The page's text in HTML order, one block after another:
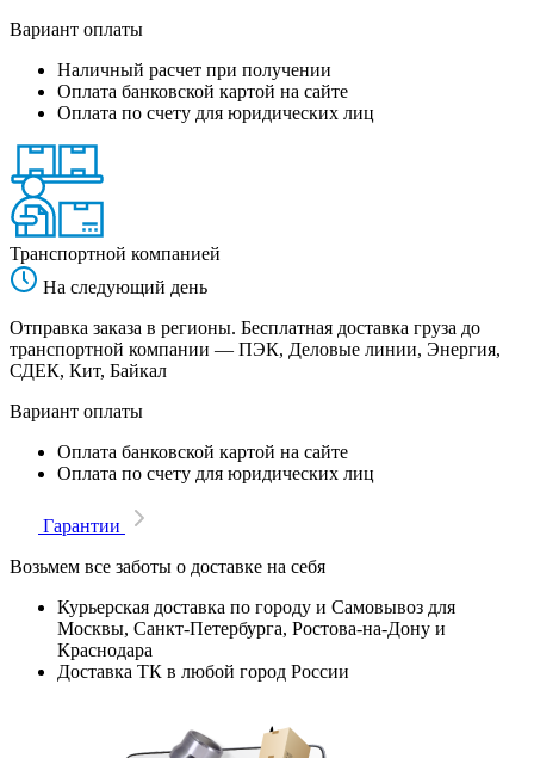
Вариант оплаты
Наличный расчет при получении
Оплата банковской картой на сайте
Оплата по счету для юридических лиц
Транспортной компанией
На следующий день
Отправка заказа в регионы. Бесплатная доставка груза до
транспортной компании — ПЭК, Деловые линии, Энергия,
СДЕК, Кит, Байкал
Вариант оплаты
Оплата банковской картой на сайте
Оплата по счету для юридических лиц
Гарантии
Возьмем все заботы о доставке на себя
Курьерская доставка по городу и Самовывоз для
Москвы, Санкт-Петербурга, Ростова-на-Дону и
Краснодара
Доставка ТК в любой город России